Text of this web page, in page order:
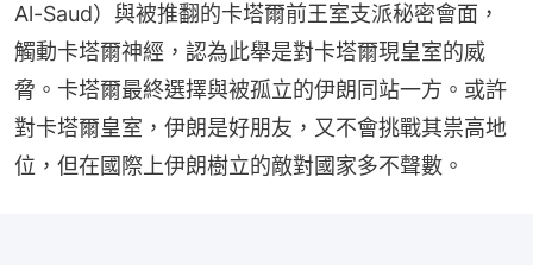
Al-Saud）與被推翻的卡塔爾前王室支派秘密會面，
觸動卡塔爾神經，認為此舉是對卡塔爾現皇室的威
脅。卡塔爾最終選擇與被孤立的伊朗同站一方。或許
對卡塔爾皇室，伊朗是好朋友，又不會挑戰其祟高地
位，但在國際上伊朗樹立的敵對國家多不聲數。